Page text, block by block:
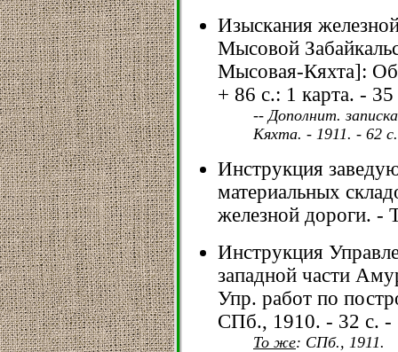
Изыскания
Мысовой
Мысовая-Кяхта]:
+ 86 с.: 1 карта. -
-- Дополнит.
Кяхта. - 1911. - 62 с.
Инструкция
материальных
железной дороги. -
Инструкция
западной части
Упр. работ по
СПб., 1910. - 32 с. -
То же: СПб., 1911.